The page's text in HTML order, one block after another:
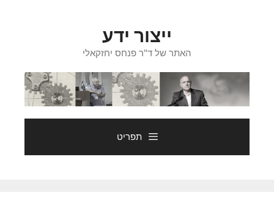
ייצור ידע
האתר של ד"ר פנחס יחזקאלי
תפריט